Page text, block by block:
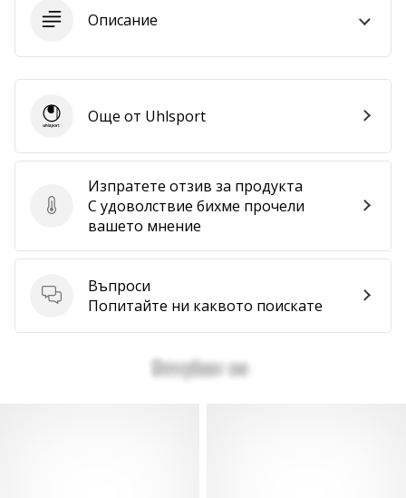
Описание
Изпратете отзив за продукта
Изпратете отзив за продукта
С удоволствие бихме прочели
вашето мнение
Въпроси
Въпроси
Попитайте ни каквото поискате
UhlsportОще от Uhlsport